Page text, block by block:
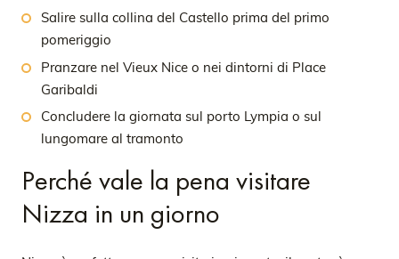
Salire sulla collina del Castello prima del primo
pomeriggio
Pranzare nel Vieux Nice o nei dintorni di Place
Garibaldi
Concludere la giornata sul porto Lympia o sul
lungomare al tramonto
Perché vale la pena visitare
Nizza in un giorno